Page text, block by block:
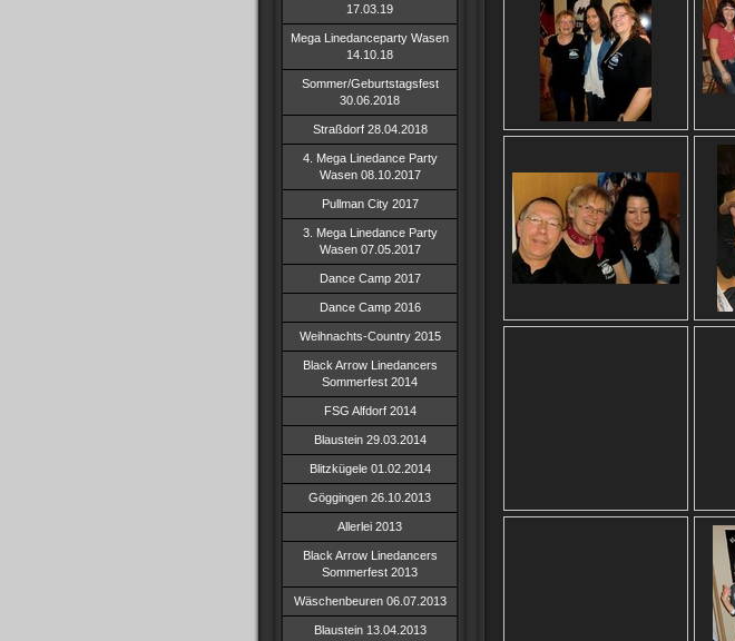
17.03.19
Mega Linedanceparty Wasen
14.10.18
Sommer/Geburtstagsfest
30.06.2018
Straßdorf 28.04.2018
4. Mega Linedance Party
Wasen 08.10.2017
Pullman City 2017
3. Mega Linedance Party
Wasen 07.05.2017
Dance Camp 2017
Dance Camp 2016
Weihnachts-Country 2015
Black Arrow Linedancers
Sommerfest 2014
FSG Alfdorf 2014
Blaustein 29.03.2014
Blitzkügele 01.02.2014
Göggingen 26.10.2013
Allerlei 2013
Black Arrow Linedancers
Sommerfest 2013
Wäschenbeuren 06.07.2013
Blaustein 13.04.2013